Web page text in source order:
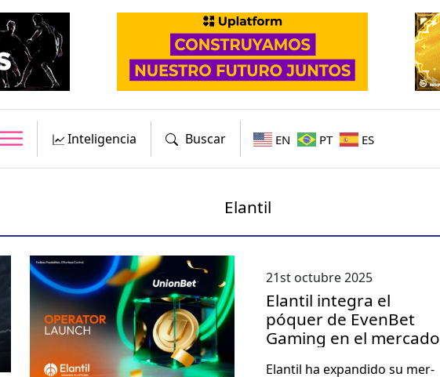
Inteligencia Buscar EN PT ES
Elantil
21st octubre 2025
Elantil integra el
póquer de EvenBet
Gaming en el mercado
Elan­til ha expandi­do su mer­